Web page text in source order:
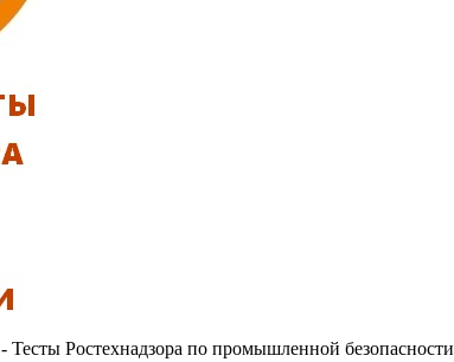
- Тесты Ростехнадзора по промышленной безопасности